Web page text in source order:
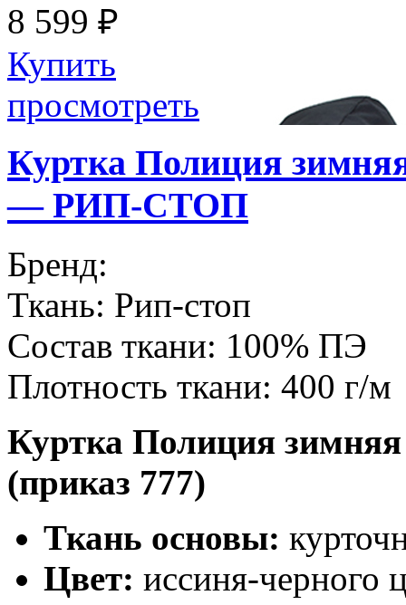
8 599 ₽
Купить
просмотреть
Куртка Полиция
— РИП-СТОП
Бренд:
Ткань: Рип-стоп
Состав ткани: 100% ПЭ
Плотность ткани: 400 г/м
Куртка Полиция зимняя
(приказ 777)
Ткань основы:
Цвет: иссиня-черного